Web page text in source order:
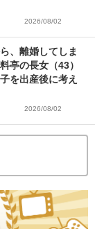
2026/08/02
、離婚してしま
亭の長女（43）
を出産後に考え
2026/08/02